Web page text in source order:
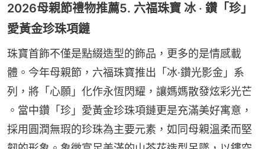
2026母親節禮物推薦5. 六福珠寶 冰 ‧ 鑽「珍」
愛黃金珍珠項鏈
珠寶首飾不僅是點綴造型的飾品，更多的是情感載
體。今年母親節，六福珠寶推出「冰·鑽光影金」系
列，將「心願」化作永恆閃耀，讓媽媽散發炫彩光芒
。當中鑽「珍」愛黃金珍珠項鏈更是充滿美好寓意，
採用圓潤無瑕的珍珠為主要元素，如同母親溫柔而堅